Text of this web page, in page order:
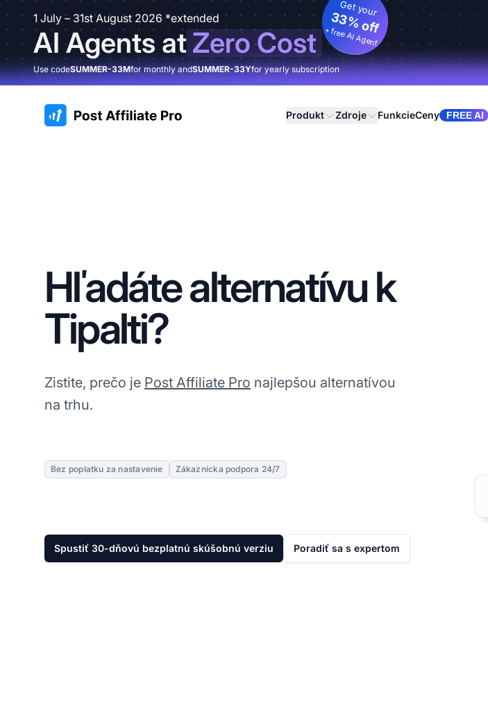
1 July – 31st August 2026 *extended
AI Agents atZero Cost
Get your
33% off
+ free AI Agent
Use codeSUMMER-33Mfor monthly andSUMMER-33Yfor yearly subscription
:site.title Produkt Zdroje FunkcieCeny FREE AI
Hľadáte alternatívu k
Tipalti?
Zistite, prečo je Post Affiliate Pro najlepšou alternatívou
na trhu.
Bez poplatku za nastavenie Zákaznícka podpora 24/7
Spustiť 30-dňovú bezplatnú skúšobnú verziu Poradiť sa s expertom